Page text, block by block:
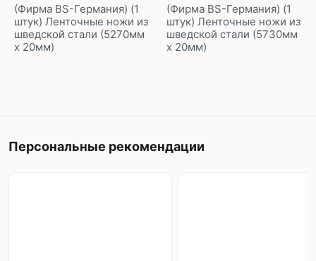
(Фирма BS-Германия) (1
штук) Ленточные ножи из
шведской стали (5270мм
х 20мм)
(Фирма BS-Германия) (1
штук) Ленточные ножи из
шведской стали (5730мм
х 20мм)
Персональные рекомендации